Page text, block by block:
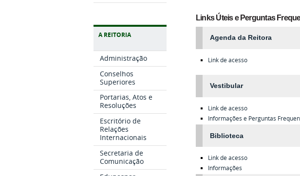
A REITORIA
Administração
Conselhos
Superiores
Portarias, Atos e
Resoluções
Escritório de
Relações
Internacionais
Secretaria de
Comunicação
Links Úteis e Perguntas
Agenda da Reitora
Link de acesso
Vestibular
Link de acesso
Informações e Perguntas
Biblioteca
Link de acesso
Informações